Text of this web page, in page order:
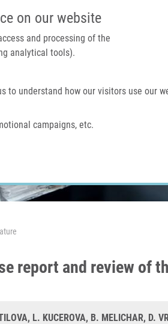
on our website
and processing of the
analytical tools).
to understand how our visitors use our
campaigns, etc.
IMTM PORTÁL
Domů O nás
report and review of
L. KUCEROVA, B. MELICHAR, D.